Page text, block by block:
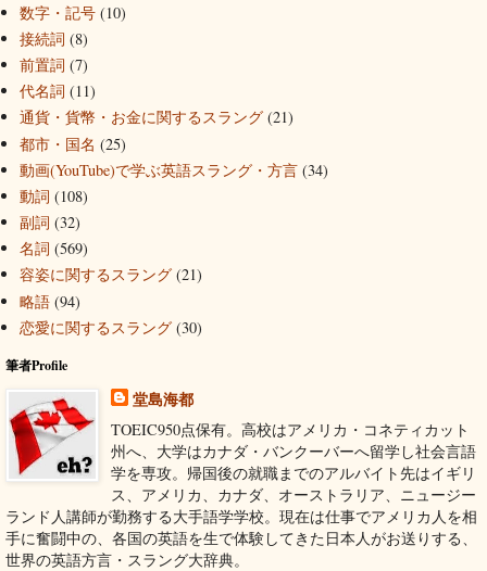
数字・記号 (10)
接続詞 (8)
前置詞 (7)
代名詞 (11)
通貨・貨幣・お金に関するスラング (21)
都市・国名 (25)
動画(YouTube)で学ぶ英語スラング・方言 (34)
動詞 (108)
副詞 (32)
名詞 (569)
容姿に関するスラング (21)
略語 (94)
恋愛に関するスラング (30)
筆者Profile
堂島海都
TOEIC950点保有。高校はアメリカ・コネティカット
州へ、大学はカナダ・バンクーバーへ留学し社会言語
学を専攻。帰国後の就職までのアルバイト先はイギリ
ス、アメリカ、カナダ、オーストラリア、ニュージー
ランド人講師が勤務する大手語学学校。現在は仕事でアメリカ人を相
手に奮闘中の、各国の英語を生で体験してきた日本人がお送りする、
世界の英語方言・スラング大辞典。